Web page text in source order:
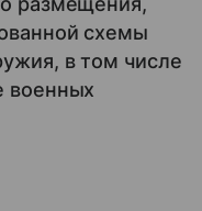
схемы
в том числе
военных